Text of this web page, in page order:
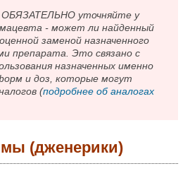
уточняйте у
- может ли найденный
заменой назначенного
препарата. Это связано с
назначенных именно
и доз, которые могут
(подробнее об аналогах
(дженерики)